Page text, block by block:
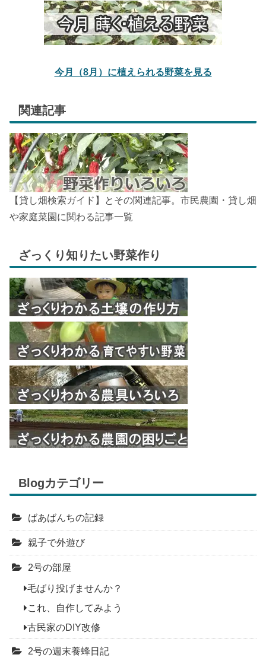
今月（8月）に植えられる野菜を見る
関連記事
【貸し畑検索ガイド】とその関連記事。市民農園・貸し畑
や家庭菜園に関わる記事一覧
ざっくり知りたい野菜作り
Blogカテゴリー
ばあばんちの記録
親子で外遊び
2号の部屋
毛ばり投げませんか？
これ、自作してみよう
古民家のDIY改修
2号の週末養蜂日記